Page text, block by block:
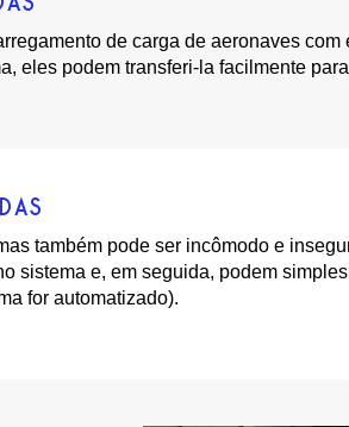
de carga de aeronaves
eles podem transferi-la facilmente
também pode ser incômodo e
sistema e, em seguida, podem
for automatizado).